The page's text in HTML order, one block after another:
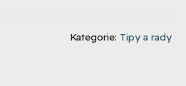
Kategorie: Tipy a rady